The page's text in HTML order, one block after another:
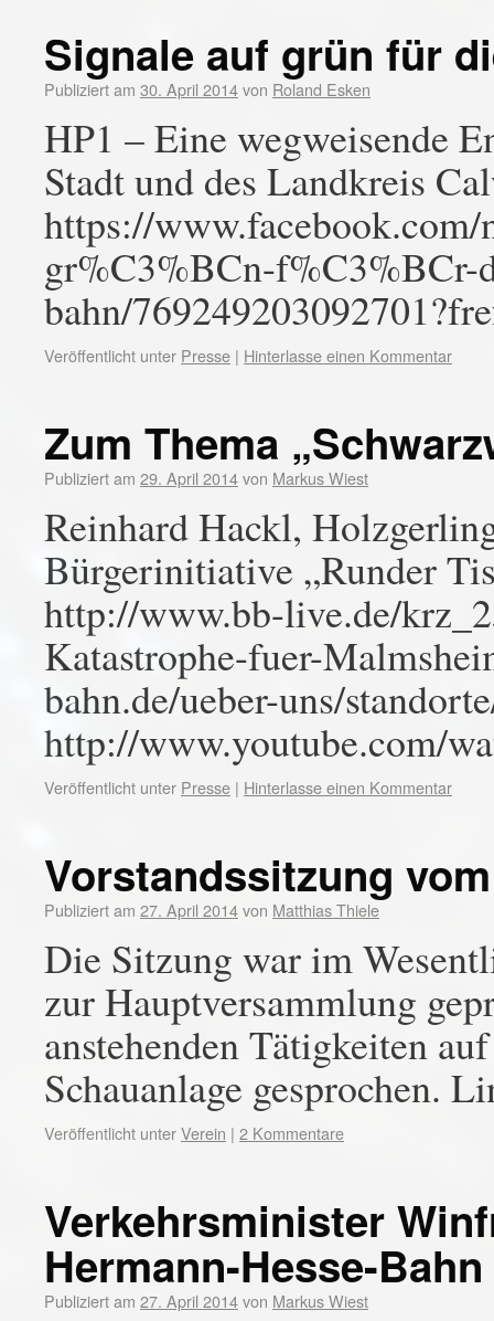
Signale auf grün für
Publiziert am 30. April 2014von Roland Esken
HP1 – Eine wegweisende
Stadt und des Landkreis
https://
gr%C3%BCn-f%C3%BCr-
bahn/
Veröffentlicht unter Presse | Hinterlasse einen Kommentar
Zum Thema
Publiziert am 29. April 2014von Markus Wiest
Reinhard Hackl,
Bürgerinitiative „Runder
http://www.bb-live.de/
Katastrophe-fuer-
bahn.de/ueber-uns/
http://www.youtube.com/
Veröffentlicht unter Presse | Hinterlasse einen Kommentar
Vorstandssitzung
Publiziert am 27. April 2014von Matthias Thiele
Die Sitzung war im
zur Hauptversammlung
anstehenden Tätigkeiten
Schauanlage gesprochen.
Veröffentlicht unterVerein | 2 Kommentare
Verkehrsminister
Hermann-Hesse-Bahn
Publiziert am 27. April 2014von Markus Wiest